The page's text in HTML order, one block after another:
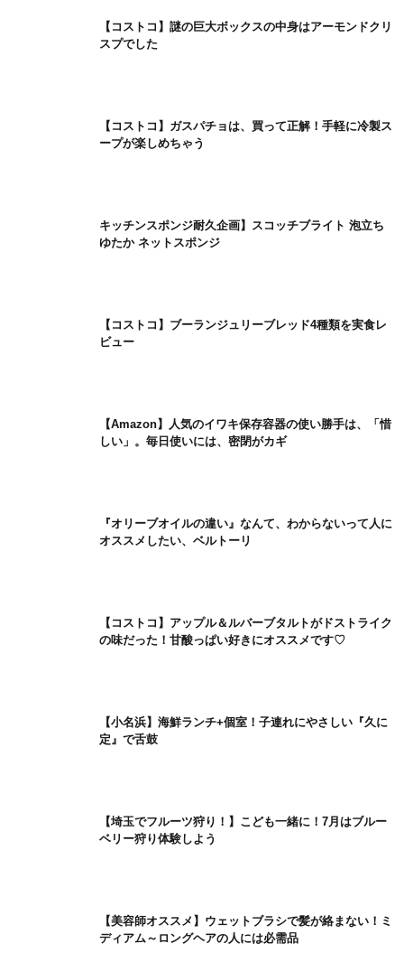
【コストコ】謎の巨大ボックスの中身はアーモンドクリ
スプでした
【コストコ】ガスパチョは、買って正解！手軽に冷製ス
ープが楽しめちゃう
キッチンスポンジ耐久企画】スコッチブライト 泡立ち
ゆたか ネットスポンジ
【コストコ】ブーランジュリーブレッド4種類を実食レ
ビュー
【Amazon】人気のイワキ保存容器の使い勝手は、「惜
しい」。毎日使いには、密閉がカギ
『オリーブオイルの違い』なんて、わからないって人に
オススメしたい、ベルトーリ
【コストコ】アップル＆ルバーブタルトがドストライク
の味だった！甘酸っぱい好きにオススメです♡
【小名浜】海鮮ランチ+個室！子連れにやさしい『久に
定』で舌鼓
【埼玉でフルーツ狩り！】こども一緒に！7月はブルー
ベリー狩り体験しよう
【美容師オススメ】ウェットブラシで髪が絡まない！ミ
ディアム～ロングヘアの人には必需品